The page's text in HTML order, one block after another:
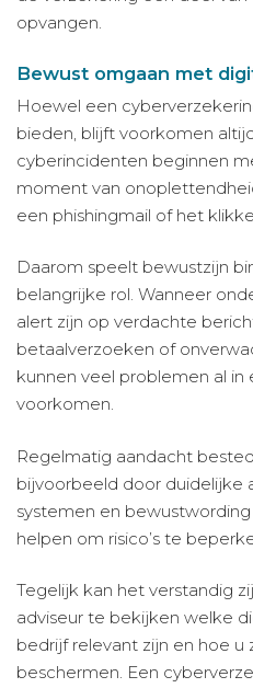
opvangen.
Bewust omgaan met
Hoewel een
bieden, blijft voorkomen
cyberincidenten beginnen
moment van
een phishingmail of het
Daarom speelt bewustzijn
belangrijke rol. Wanneer
alert zijn op verdachte
betaalverzoeken of
kunnen veel problemen al
voorkomen.
Regelmatig aandacht
bijvoorbeeld door duidelijke
systemen en
helpen om risico’s te
Tegelijk kan het verstandig
adviseur te bekijken welke
bedrijf relevant zijn en hoe
beschermen. Een